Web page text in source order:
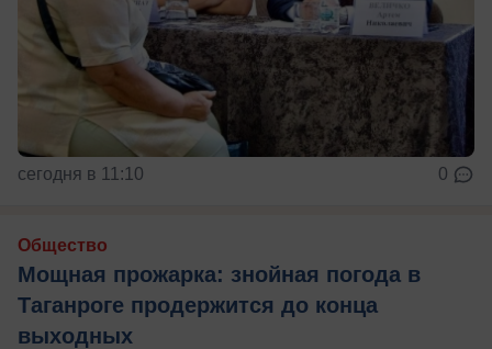
сегодня в 11:10 0
Общество
Мощная прожарка: знойная погода в
Таганроге продержится до конца
выходных